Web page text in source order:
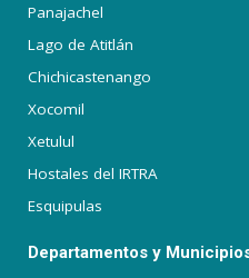
Panajachel
Lago de Atitlán
Chichicastenango
Xocomil
Xetulul
Hostales del IRTRA
Esquipulas
Departamentos y